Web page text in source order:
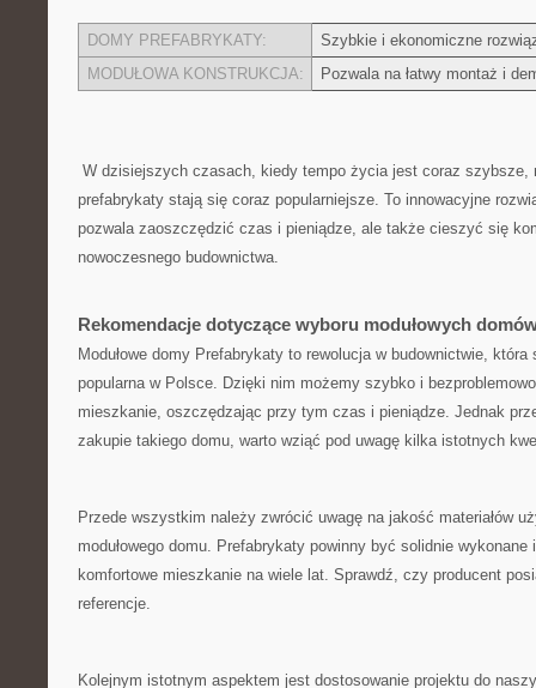
DOMY PREFABRYKATY:
Szybkie i ‌ekonomiczne
MODUŁOWA KONSTRUKCJA:
Pozwala na łatwy montaż i
W dzisiejszych czasach, kiedy tempo życia jest coraz szybsze,
prefabrykaty stają ⁤się coraz popularniejsze. To ‌innowacyjne
pozwala zaoszczędzić czas i pieniądze, ale także cieszyć się
nowoczesnego budownictwa.
Rekomendacje dotyczące‌ wyboru modułowych
Modułowe domy Prefabrykaty to ⁣rewolucja ‍w⁤ budownictwie,
⁢popularna w⁣ Polsce. ⁢Dzięki nim możemy szybko i
mieszkanie, oszczędzając przy tym czas i pieniądze. Jednak
⁢zakupie takiego domu, warto ‌wziąć pod uwagę kilka istotnych
Przede⁢ wszystkim należy zwrócić uwagę na jakość materiałów
modułowego domu. Prefabrykaty powinny być solidnie wykonane
komfortowe mieszkanie na wiele ⁣lat. ⁢Sprawdź, czy⁢ producent
referencje.
Kolejnym istotnym aspektem‌ jest dostosowanie‌ projektu do